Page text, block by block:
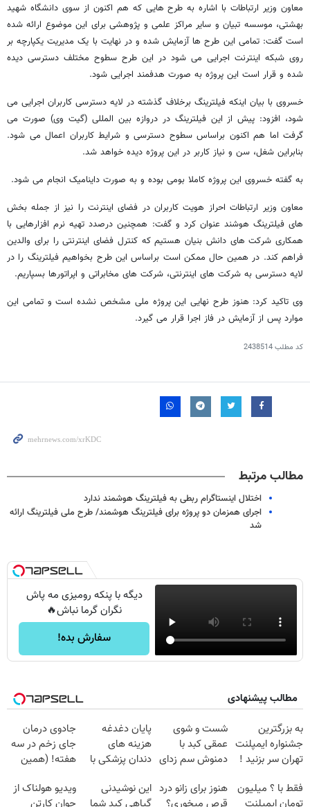
معاون وزیر ارتباطات با اشاره به طرح هایی که هم اکنون از سوی دانشگاه شهید
بهشتی، موسسه تبیان و سایر مراکز علمی و پژوهشی برای این موضوع ارائه شده
است گفت: تمامی این طرح ها آزمایش شده و در نهایت با یک مدیریت یکپارچه بر
روی شبکه اینترنت اجرایی می شود در این طرح سطوح مختلف دسترسی دیده
شده و قرار است این پروژه به صورت هدفمند اجرایی شود.
خسروی با بیان اینکه فیلترینگ برخلاف گذشته در لایه دسترسی کاربران اجرایی می
شود، افزود: پیش از این فیلترینگ در دروازه بین المللی (گیت وی) صورت می
گرفت اما هم اکنون براساس سطوح دسترسی و شرایط کاربران اعمال می شود.
بنابراین شغل، سن و نیاز کاربر در این پروژه دیده خواهد شد.
به گفته خسروی این پروژه کاملا بومی بوده و به صورت داینامیک انجام می شود.
معاون وزیر ارتباطات احراز هویت کاربران در فضای اینترنت را نیز از جمله بخش
های فیلترینگ هوشند عنوان کرد و گفت: همچنین درصدد تهیه نرم افزارهایی با
همکاری شرکت های دانش بنیان هستیم که کنترل فضای اینترنتی را برای والدین
فراهم کند. در همین حال ممکن است براساس این طرح بخواهیم فیلترینگ را در
لایه دسترسی به شرکت های اینترنتی، شرکت های مخابراتی و اپراتورها بسپاریم.
وی تاکید کرد: هنوز طرح نهایی این پروژه ملی مشخص نشده است و تمامی این
موارد پس از آزمایش در فاز اجرا قرار می گیرد.
کد مطلب2438514
مطالب مرتبط
اختلال اینستاگرام ربطی به فیلترینگ هوشمند ندارد
اجرای همزمان دو پروژه برای فیلترینگ هوشمند/ طرح ملی فیلترینگ ارائه
شد
دیگه با پنکه رومیزی مه پاش
نگران گرما نباش🔥
سفارش بده!
مطالب پیشنهادی
به بزرگترین
جشنواره ایمپلنت
تهران سر بزنید !
میلیون !
شست و شوی
عمقی کبد با
دمنوش سم زدای
پایان دغدغه
هزینه های
دندان پزشکی با
خانگی
جادوی درمان
جای زخم در سه
هفته! (همین
صحبت کنید)
فقط با ؟ میلیون
هنوز برای زانو درد این نوشیدنی
ویدیو هولناک از